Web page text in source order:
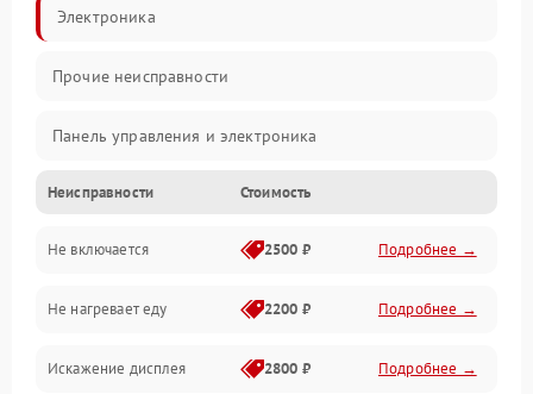
Электроника
Прочие неисправности
Панель управления и электроника
Дверца и корпус
Механика и внутренние элементы
Механические повреждения
Питание и запуск
Неисправности Стоимость
Не включается 2500 ₽ Подробнее →
Не нагревает еду 2200 ₽ Подробнее →
Искажение дисплея 2800 ₽ Подробнее →